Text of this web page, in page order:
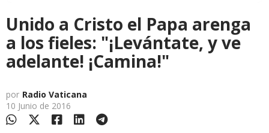
Unido a Cristo el Papa arenga
a los fieles: "¡Levántate, y ve
adelante! ¡Camina!"
por Radio Vaticana
10 Junio de 2016